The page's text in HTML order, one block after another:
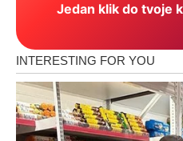
Jedan klik do tvoje